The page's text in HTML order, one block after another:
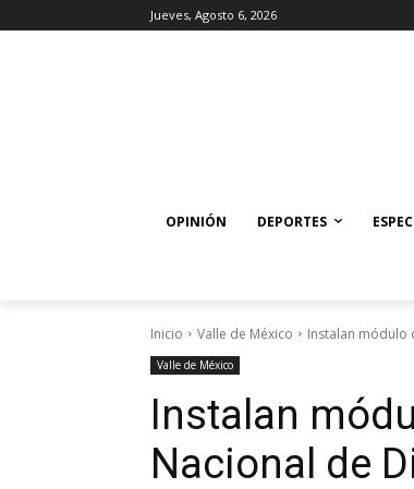
Jueves, Agosto 6, 2026
OPINIÓN DEPORTES
Inicio Valle de México Instalan módulo
Valle de México
Instalan
Nacional de